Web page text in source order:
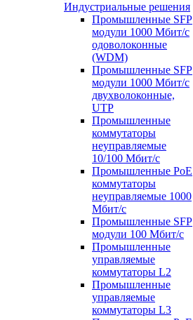
Индустриальные решения
Промышленные SFP
модули 1000 Мбит/c
одоволоконные
(WDM)
Промышленные SFP
модули 1000 Мбит/c
двухволоконные,
UTP
Промышленные
коммутаторы
неуправляемые
10/100 Мбит/с
Промышленные PoE
коммутаторы
неуправляемые 1000
Мбит/с
Промышленные SFP
модули 100 Мбит/c
Промышленные
управляемые
коммутаторы L2
Промышленные
управляемые
коммутаторы L3